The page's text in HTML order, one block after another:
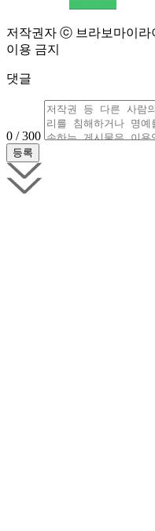
저작권자 ⓒ 브라보마이라
이용 금지
댓글
0 / 300